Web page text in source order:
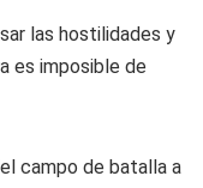
las hostilidades y
es imposible de
campo de batalla a